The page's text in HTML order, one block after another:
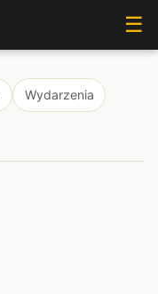
☰
Wydarzenia